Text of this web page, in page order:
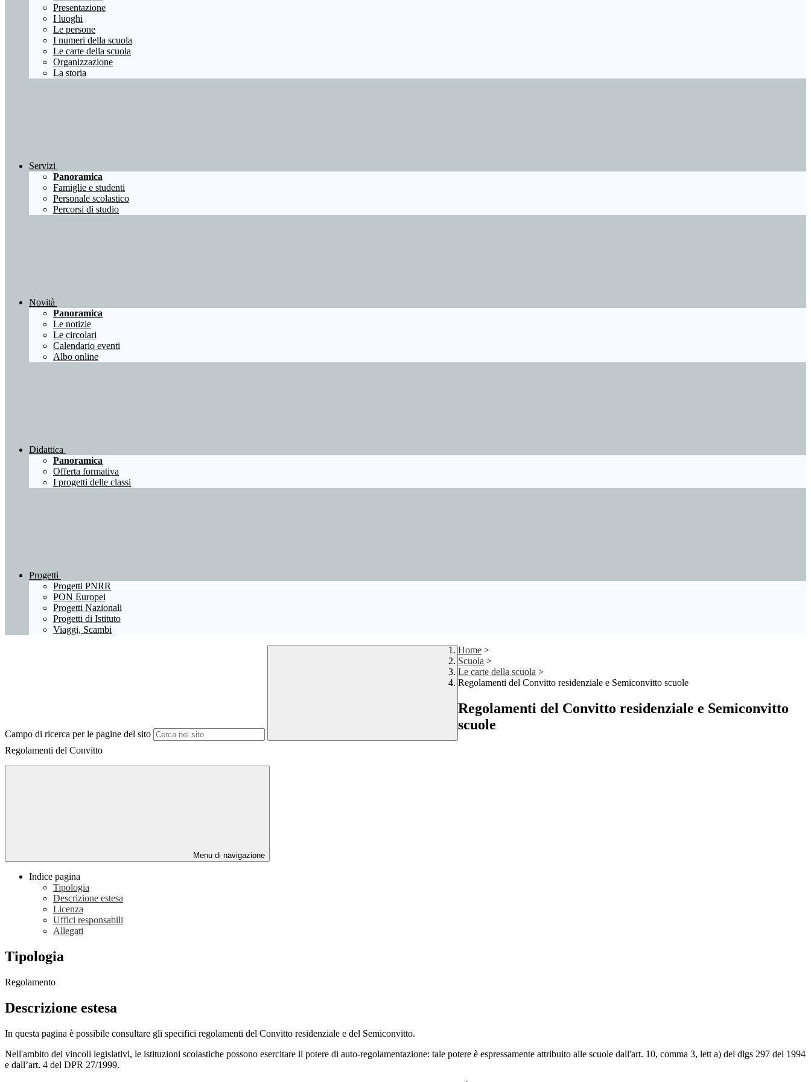
Presentazione
I luoghi
Le persone
I numeri della scuola
Le carte della scuola
Organizzazione
La storia
Servizi
Panoramica
Famiglie e studenti
Personale scolastico
Percorsi di studio
Novità
Panoramica
Le notizie
Le circolari
Calendario eventi
Albo online
Didattica
Panoramica
Offerta formativa
I progetti delle classi
Progetti
Progetti PNRR
PON Europei
Progetti Nazionali
Progetti di Istituto
Viaggi, Scambi
Campo di ricerca per le pagine del sito
Home >
Scuola >
Le carte della scuola >
Regolamenti del Convitto residenziale e Semiconvitto scuole
Regolamenti del Convitto residenziale e Semiconvitto
scuole
Regolamenti del Convitto
Menu di navigazione
Indice pagina
Tipologia
Descrizione estesa
Licenza
Uffici responsabili
Allegati
Tipologia
Regolamento
Descrizione estesa
In questa pagina è possibile consultare gli specifici regolamenti del Convitto residenziale e del Semiconvitto.
Nell'ambito dei vincoli legislativi, le istituzioni scolastiche possono esercitare il potere di auto-regolamentazione: tale potere è espressamente attribuito alle scuole dall'art. 10, comma 3, lett a) del dlgs 297 del 1994
e dall’art. 4 del DPR 27/1999.